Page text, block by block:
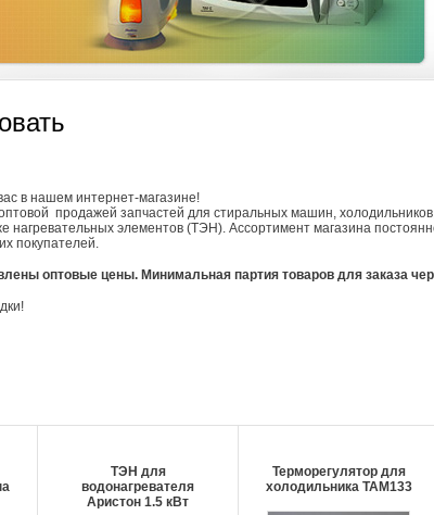
в нашем интернет-магазине!
продажей запчастей для стиральных машин,
нагревательных элементов (ТЭН). Ассортимент магазина
покупателей.
оптовые цены. Минимальная партия товаров для заказа
ТЭН для
водонагревателя
Аристон 1.5 кВт
Терморегулятор для
холодильника ТАМ133